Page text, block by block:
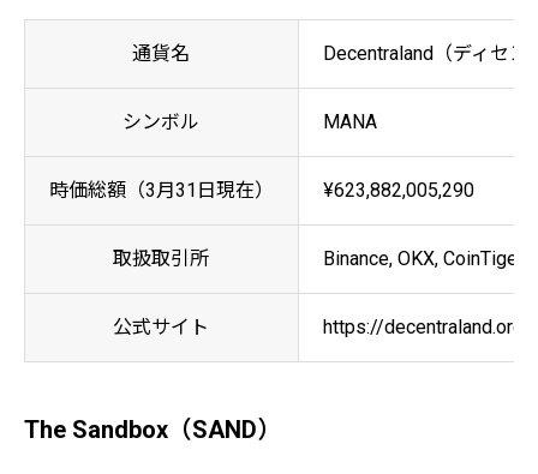
通貨名 Decentraland（ディセン
シンボル MANA
時価総額（3月31日現在） ¥623,882,005,290
取扱取引所 Binance, OKX, CoinTiger,
公式サイト https://decentraland.org/
The Sandbox（SAND）